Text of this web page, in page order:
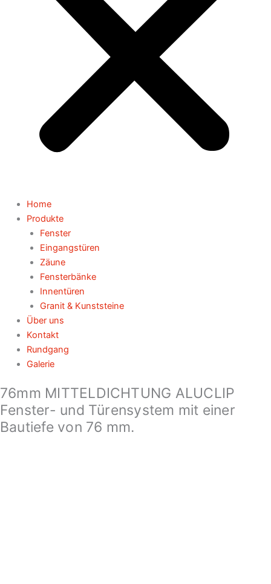
Home
Produkte
Fenster
Eingangstüren
Zäune
Fensterbänke
Innentüren
Granit & Kunststeine
Über uns
Kontakt
Rundgang
Galerie
76mm MITTELDICHTUNG ALUCLIP
Fenster- und Türensystem mit einer
Bautiefe von 76 mm.